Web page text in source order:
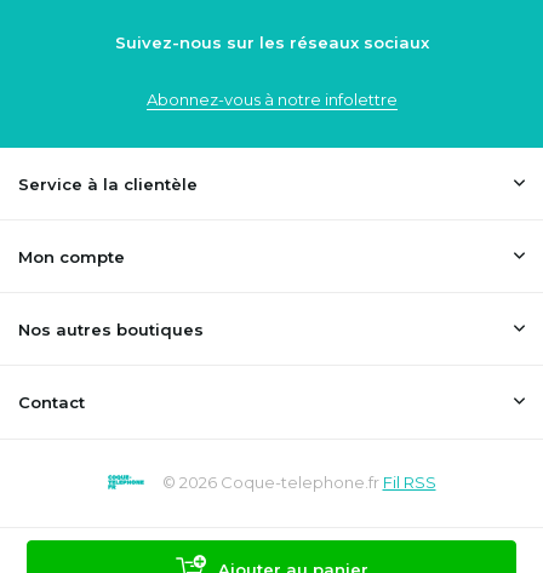
Suivez-nous sur les réseaux sociaux
Abonnez-vous à notre infolettre
Service à la clientèle
Mon compte
Nos autres boutiques
Contact
© 2026 Coque-telephone.fr Fil RSS